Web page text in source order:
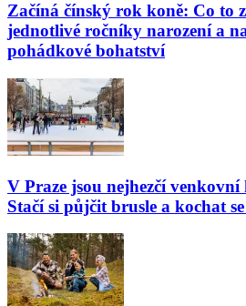
Začíná čínský rok koně: Co to
jednotlivé ročníky narození a
pohádkové bohatství
V Praze jsou nejhezčí
Stačí si půjčit brusle a kochat